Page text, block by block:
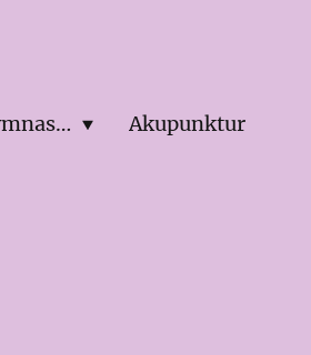
Gesundheitsgymnastik
Akupunktur